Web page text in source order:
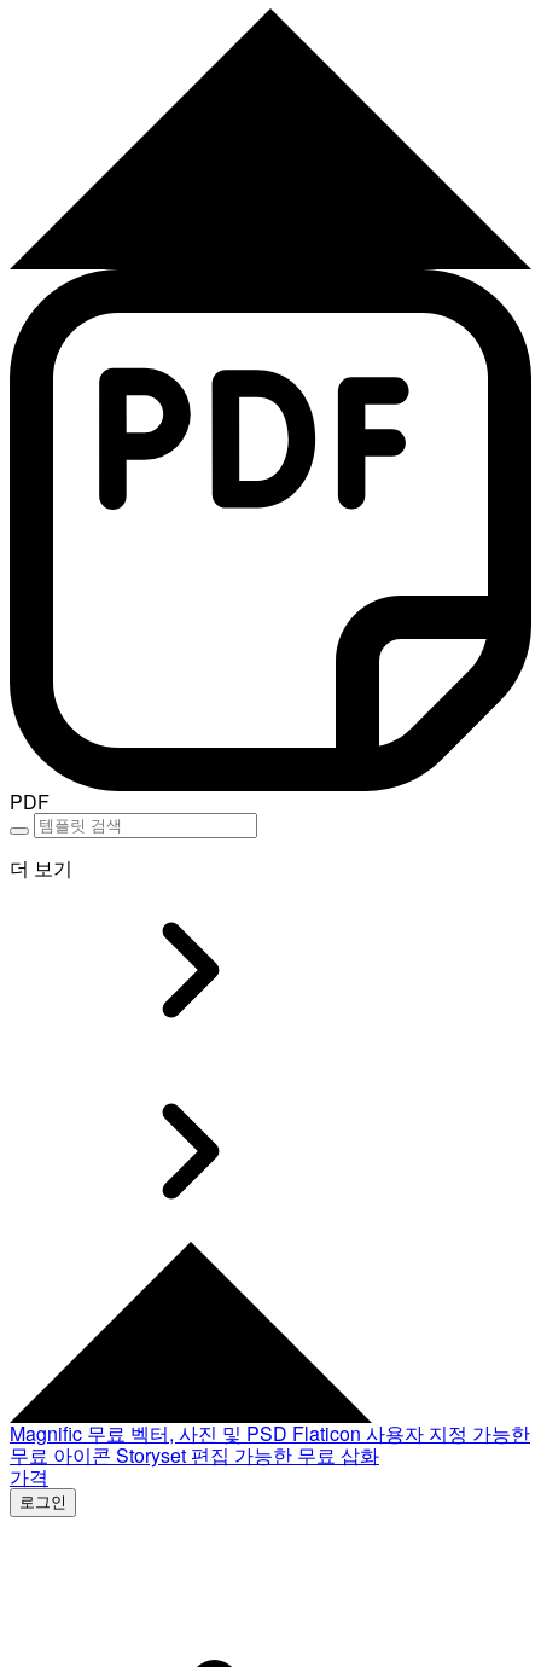
PDF
더 보기
Magnific 무료 벡터, 사진 및 PSD Flaticon 사용자 지정 가능한
무료 아이콘 Storyset 편집 가능한 무료 삽화
가격
로그인